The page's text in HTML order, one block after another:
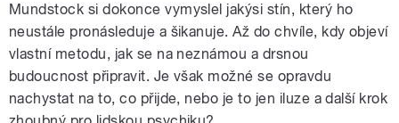
Mundstock si dokonce vymyslel jakýsi stín, který ho
neustále pronásleduje a šikanuje. Až do chvíle, kdy objeví
vlastní metodu, jak se na neznámou a drsnou
budoucnost připravit. Je však možné se opravdu
nachystat na to, co přijde, nebo je to jen iluze a další krok